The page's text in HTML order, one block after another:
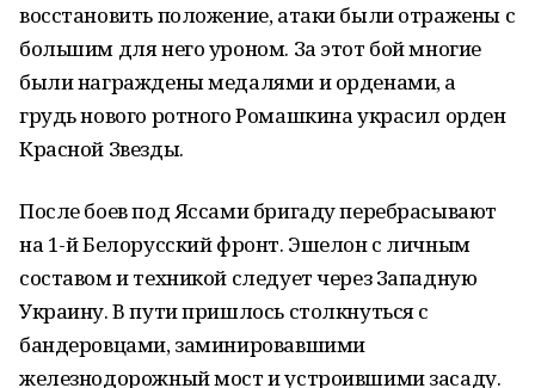
восстановить положение, атаки были отражены с
большим для него уроном. За этот бой многие
были награждены медалями и орденами, а
грудь нового ротного Ромашкина украсил орден
Красной Звезды.
После боев под Яссами бригаду перебрасывают
на 1-й Белорусский фронт. Эшелон с личным
составом и техникой следует через Западную
Украину. В пути пришлось столкнуться с
бандеровцами, заминировавшими
железнодорожный мост и устроившими засаду.